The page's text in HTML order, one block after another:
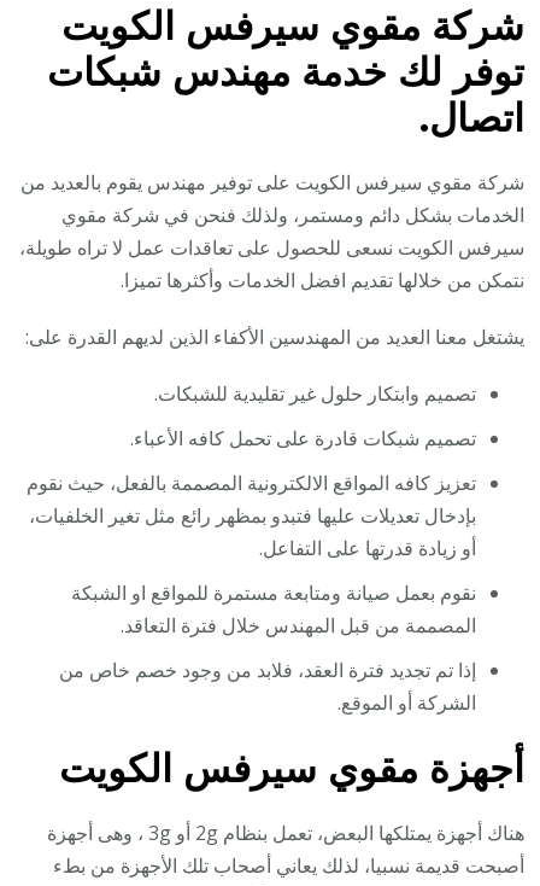
شركة مقوي سيرفس الكويت
توفر لك خدمة مهندس شبكات
اتصال.
شركة مقوي سيرفس الكويت على توفير مهندس يقوم بالعديد من
الخدمات بشكل دائم ومستمر، ولذلك فنحن في شركة مقوي
سيرفس الكويت نسعى للحصول على تعاقدات عمل لا تراه طويلة،
نتمكن من خلالها تقديم افضل الخدمات وأكثرها تميزا.
يشتغل معنا العديد من المهندسين الأكفاء الذين لديهم القدرة على:
تصميم وابتكار حلول غير تقليدية للشبكات.
تصميم شبكات قادرة على تحمل كافه الأعباء.
تعزيز كافه المواقع الالكترونية المصممة بالفعل، حيث نقوم
بإدخال تعديلات عليها فتبدو بمظهر رائع مثل تغير الخلفيات،
أو زيادة قدرتها على التفاعل.
نقوم بعمل صيانة ومتابعة مستمرة للمواقع او الشبكة
المصممة من قبل المهندس خلال فترة التعاقد.
إذا تم تجديد فترة العقد، فلابد من وجود خصم خاص من
الشركة أو الموقع.
أجهزة مقوي سيرفس الكويت
هناك أجهزة يمتلكها البعض، تعمل بنظام 2g أو 3g ، وهى أجهزة
أصبحت قديمة نسبيا، لذلك يعاني أصحاب تلك الأجهزة من بطء